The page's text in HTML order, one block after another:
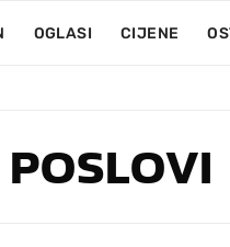
OGLASI CIJENE